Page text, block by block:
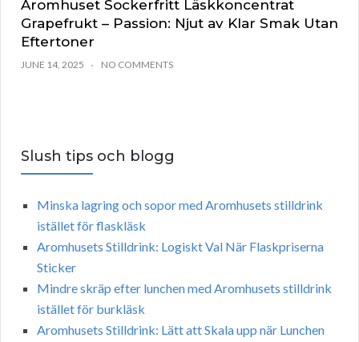
Aromhuset Sockerfritt Läskkoncentrat
Grapefrukt – Passion: Njut av Klar Smak Utan
Eftertoner
JUNE 14, 2025 NO COMMENTS
Slush tips och blogg
Minska lagring och sopor med Aromhusets stilldrink
istället för flaskläsk
Aromhusets Stilldrink: Logiskt Val När Flaskpriserna
Sticker
Mindre skräp efter lunchen med Aromhusets stilldrink
istället för burkläsk
Aromhusets Stilldrink: Lätt att Skala upp när Lunchen